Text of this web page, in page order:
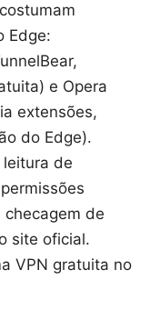
Edge:
e Opera
extensões,
do Edge).
de
de
site oficial.
VPN gratuita no